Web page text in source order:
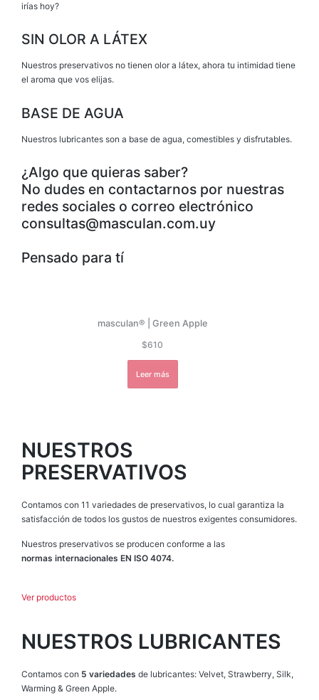
irías hoy?
SIN OLOR A LÁTEX
Nuestros preservativos no tienen olor a látex, ahora tu intimidad tiene
el aroma que vos elijas.
BASE DE AGUA
Nuestros lubricantes son a base de agua, comestibles y disfrutables.
¿Algo que quieras saber?
No dudes en contactarnos por nuestras
redes sociales o correo electrónico
consultas@masculan.com.uy
Pensado para tí
masculan® | Green Apple
$610
Leer más
NUESTROS
PRESERVATIVOS
Contamos con 11 variedades de preservativos, lo cual garantiza la
satisfacción de todos los gustos de nuestros exigentes consumidores.
Nuestros preservativos se producen conforme a las
normas internacionales EN ISO 4074.
Ver productos
NUESTROS LUBRICANTES
Contamos con 5 variedades de lubricantes: Velvet, Strawberry, Silk,
Warming & Green Apple.